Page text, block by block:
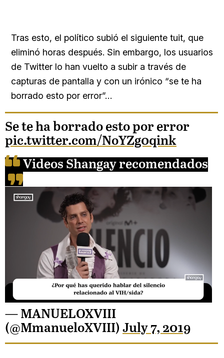
Tras esto, el político subió el siguiente tuit, que
eliminó horas después. Sin embargo, los usuarios
de Twitter lo han vuelto a subir a través de
capturas de pantalla y con un irónico “se te ha
borrado esto por error”…
Se te ha borrado esto por error
pic.twitter.com/NoYZg0qink
Videos Shangay recomendados
Loaded
— MANUELOXVIII
(@MmanueloXVIII) July 7, 2019